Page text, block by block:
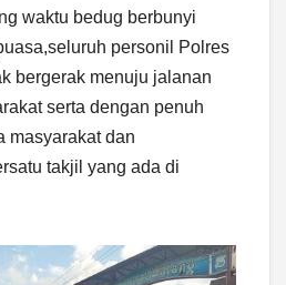
waktu bedug berbunyi
personil Polres
bergerak menuju jalanan
serta dengan penuh
masyarakat dan
takjil yang ada di